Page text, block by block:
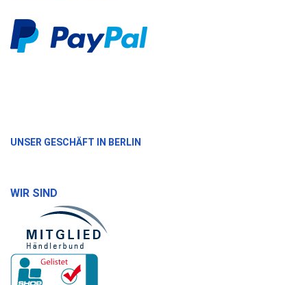
UNSER GESCHÄFT IN BERLIN
WIR SIND